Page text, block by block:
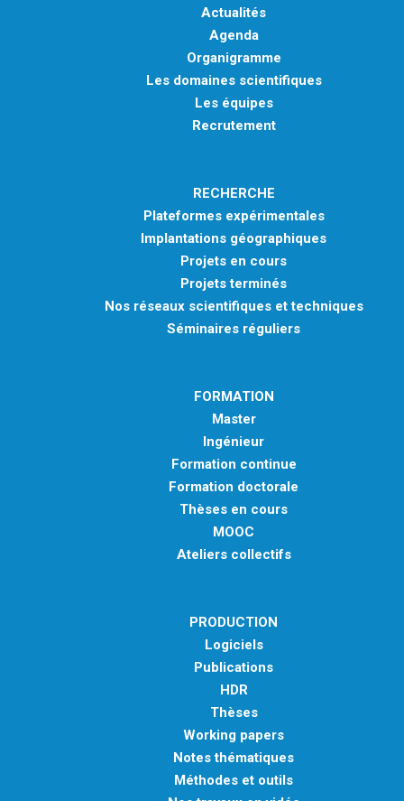
Actualités
Agenda
Organigramme
Les domaines scientifiques
Les équipes
Recrutement
RECHERCHE
Plateformes expérimentales
Implantations géographiques
Projets en cours
Projets terminés
Nos réseaux scientifiques et techniques
Séminaires réguliers
FORMATION
Master
Ingénieur
Formation continue
Formation doctorale
Thèses en cours
MOOC
Ateliers collectifs
PRODUCTION
Logiciels
Publications
HDR
Thèses
Working papers
Notes thématiques
Méthodes et outils